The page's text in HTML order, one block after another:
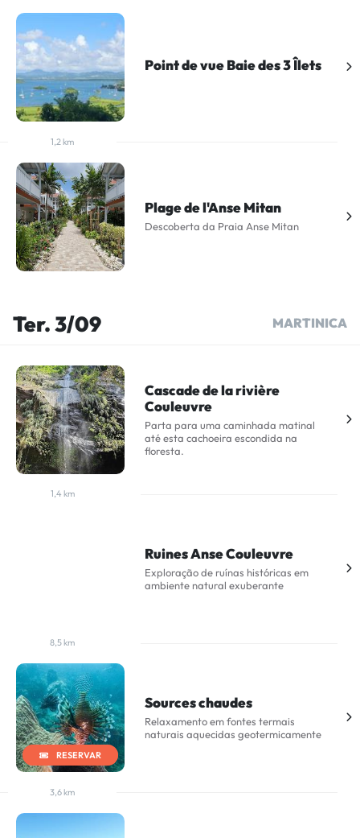
Point de vue Baie des 3 Îlets
1,2 km
Plage de l'Anse Mitan
Descoberta da Praia Anse Mitan
Ter. 3/09 MARTINICA
Cascade de la rivière
Couleuvre
Parta para uma caminhada matinal
até esta cachoeira escondida na
floresta.
1,4 km
Ruines Anse Couleuvre
Exploração de ruínas históricas em
ambiente natural exuberante
8,5 km
RESERVAR
Sources chaudes
Relaxamento em fontes termais
naturais aquecidas geotermicamente
3,6 km